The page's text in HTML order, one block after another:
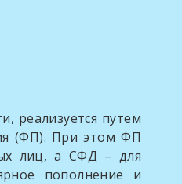
путем
(ФП). При этом ФП
лиц, а СФД – для
пополнение и